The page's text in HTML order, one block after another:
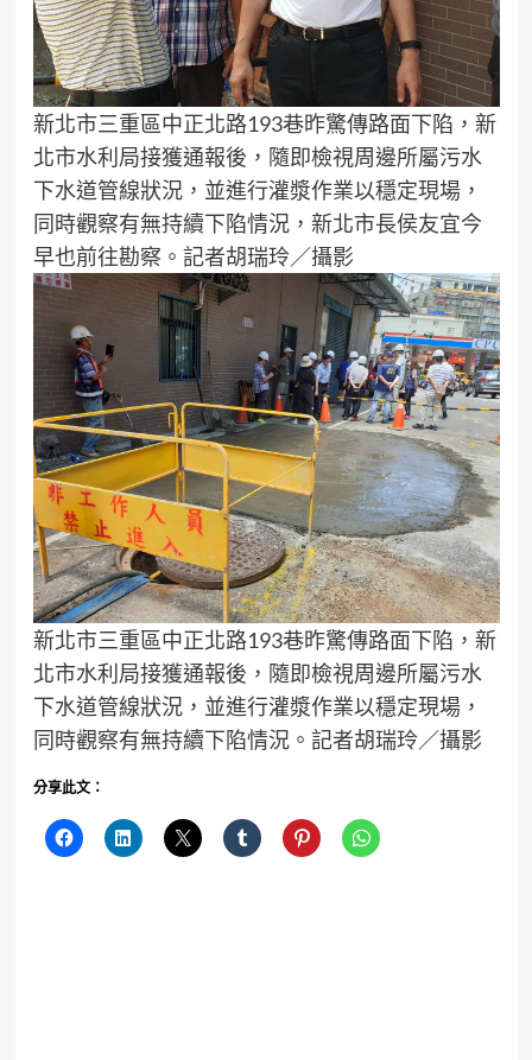
新北市三重區中正北路193巷昨驚傳路面下陷，新
北市水利局接獲通報後，隨即檢視周邊所屬污水
下水道管線狀況，並進行灌漿作業以穩定現場，
同時觀察有無持續下陷情況，新北市長侯友宜今
早也前往勘察。記者胡瑞玲／攝影
新北市三重區中正北路193巷昨驚傳路面下陷，新
北市水利局接獲通報後，隨即檢視周邊所屬污水
下水道管線狀況，並進行灌漿作業以穩定現場，
同時觀察有無持續下陷情況。記者胡瑞玲／攝影
分享此文：